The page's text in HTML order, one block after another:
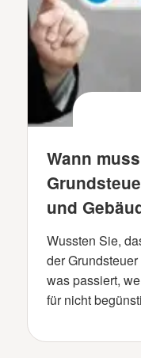
Wann
und
Wussten Sie,
der
was passiert,
für nicht